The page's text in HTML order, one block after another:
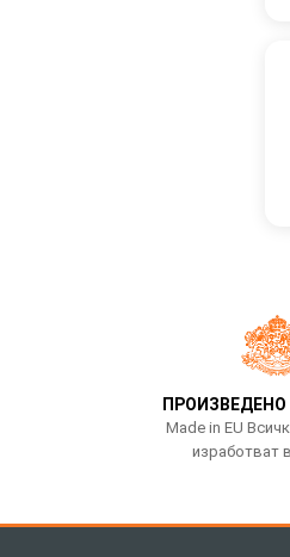
ПРОИЗВЕДЕНО
Made in EU
изработват